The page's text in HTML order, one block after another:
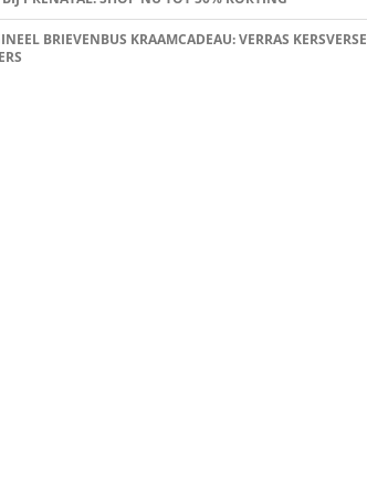
BRIEVENBUS KRAAMCADEAU: VERRAS KERSVERSE